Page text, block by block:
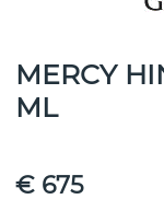
MERCY
ML
€ 675